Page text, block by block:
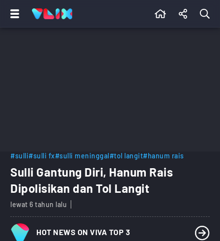
#sulli#sulli fx#sulli meninggal#tol langit#hanum rais
Sulli Gantung Diri, Hanum Rais
Dipolisikan dan Tol Langit
lewat 6 tahun lalu
HOT NEWS ON VIVA TOP 3